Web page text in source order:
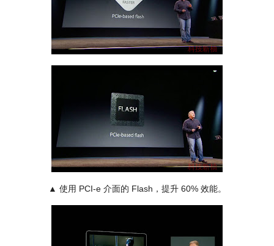
▲ 使用 PCI-e 介面的 Flash，提升 60% 效能。